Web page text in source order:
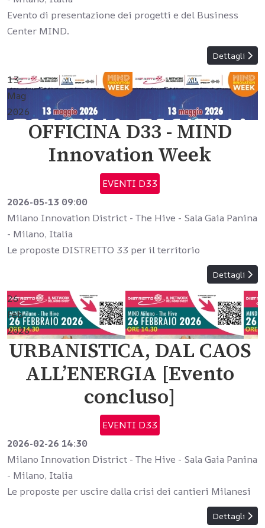
Evento di presentazione dei progetti e del Business
Center MIND.
Dettagli
13
Mag
2026
OFFICINA D33 - MIND
Innovation Week
EVENTI D33
2026-05-13 09:00
Milano Innovation District - The Hive - Sala Gaia Panina
- Milano, Italia
Le proposte DISTRETTO 33 per il territorio
Dettagli
26
Feb
2026
URBANISTICA, DAL CAOS
ALL’ENERGIA [Evento
concluso]
EVENTI D33
2026-02-26 14:30
Milano Innovation District - The Hive - Sala Gaia Panina
- Milano, Italia
Le proposte per uscire dalla crisi dei cantieri Milanesi
Dettagli